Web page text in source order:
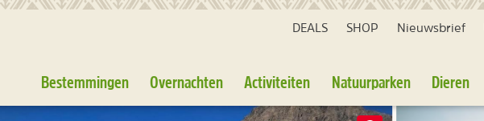
DEALS SHOP Nieuwsbrief
Bestemmingen Overnachten Activiteiten Natuurparken Dieren